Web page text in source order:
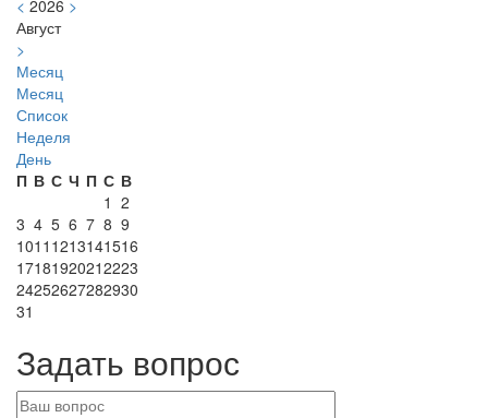
< 2026 >
Август
>
Месяц
Месяц
Список
Неделя
День
П В С Ч П С В
1 2
3 4 5 6 7 8 9
1011 1213141516
17181920212223
24252627282930
31
Задать вопрос